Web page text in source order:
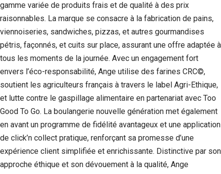
gamme variée de produits frais et de qualité à des prix
raisonnables. La marque se consacre à la fabrication de pains,
viennoiseries, sandwiches, pizzas, et autres gourmandises
pétris, façonnés, et cuits sur place, assurant une offre adaptée à
tous les moments de la journée. Avec un engagement fort
envers l’éco-responsabilité, Ange utilise des farines CRC©,
soutient les agriculteurs français à travers le label Agri-Ethique,
et lutte contre le gaspillage alimentaire en partenariat avec Too
Good To Go. La boulangerie nouvelle génération met également
en avant un programme de fidélité avantageux et une application
de click’n collect pratique, renforçant sa promesse d’une
expérience client simplifiée et enrichissante. Distinctive par son
approche éthique et son dévouement à la qualité, Ange
lorsque vous
visitez notre
site, vous
augmentez les
chances de
voir du
offres
personnalisés.